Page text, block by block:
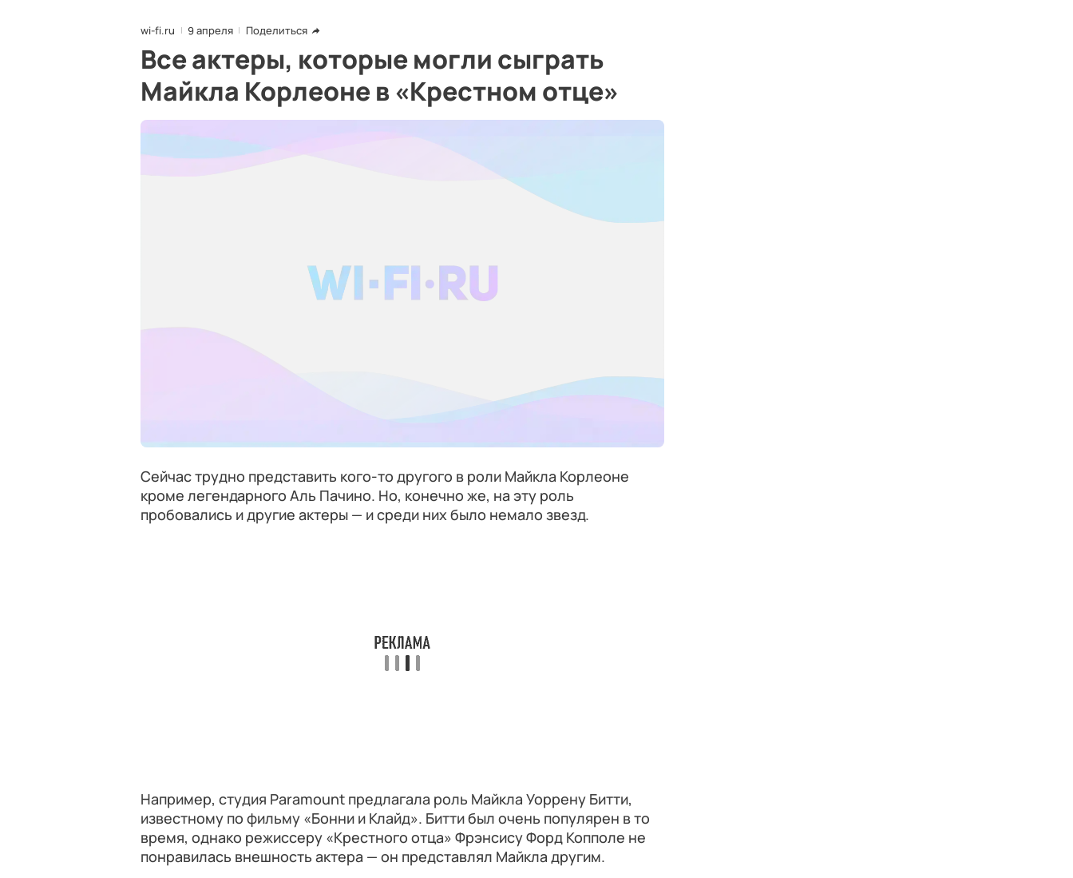
wi-fi.ru 9 апреля Поделиться
Все актеры, которые могли сыграть
Майкла Корлеоне в «Крестном отце»
Сейчас трудно представить кого-то другого в роли Майкла Корлеоне
кроме легендарного Аль Пачино. Но, конечно же, на эту роль
пробовались и другие актеры — и среди них было немало звезд.
Например, студия Paramount предлагала роль Майкла Уоррену Битти,
известному по фильму «Бонни и Клайд». Битти был очень популярен в то
время, однако режиссеру «Крестного отца» Фрэнсису Форд Копполе не
понравилась внешность актера — он представлял Майкла другим.